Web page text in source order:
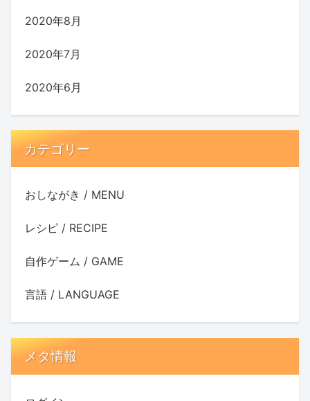
2020年8月
2020年7月
2020年6月
カテゴリー
おしながき / MENU
レシピ / RECIPE
自作ゲーム / GAME
言語 / LANGUAGE
メタ情報